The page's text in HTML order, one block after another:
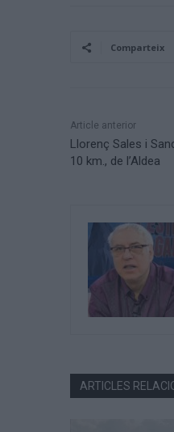
Comparteix
Article anterior
Llorenç Sales i
10 km., de l’Aldea
ARTICLES